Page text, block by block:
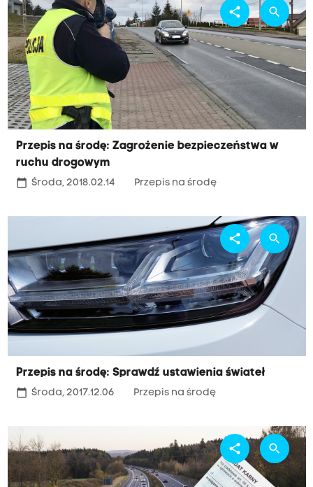
Przepis na środę: Zagrożenie bezpieczeństwa w
ruchu drogowym
calendar_today Środa, 2018.02.14 Przepis na środę
share search
Przepis na środę: Sprawdź ustawienia świateł
calendar_today Środa, 2017.12.06 Przepis na środę
share search
share search